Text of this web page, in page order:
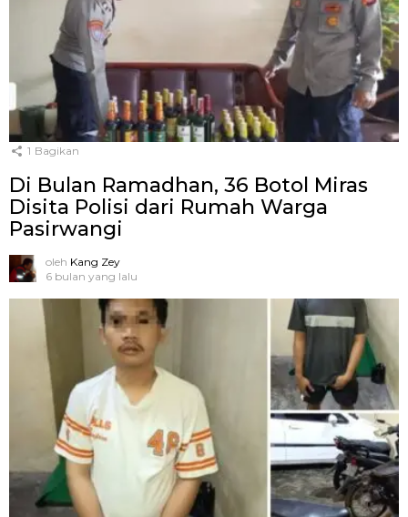
1 Bagikan
Di Bulan Ramadhan, 36 Botol Miras
Disita Polisi dari Rumah Warga
Pasirwangi
oleh Kang Zey
6 bulan yang lalu